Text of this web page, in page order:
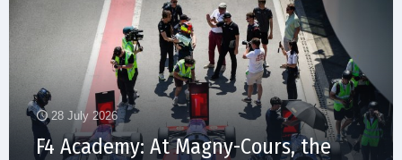
28 July 2026
F4 Academy: At Magny-Cours, the